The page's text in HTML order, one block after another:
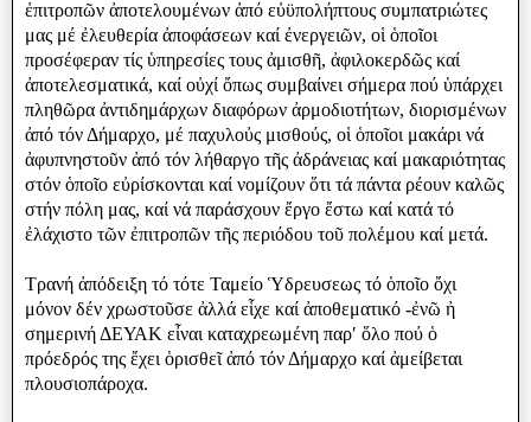
ἐπιτροπῶν ἀποτελουμένων ἀπό εὐϋπολήπτους συμπατριώτες
μας μέ ἐλευθερία ἀποφάσεων καί ἐνεργειῶν, οἱ ὁποῖοι
προσέφεραν τίς ὑπηρεσίες τους ἀμισθῆ, ἀφιλοκερδῶς καί
ἀποτελεσματικά, καί οὐχί ὄπως συμβαίνει σήμερα πού ὑπάρχει
πληθῶρα ἀντιδημάρχων διαφόρων ἀρμοδιοτήτων, διορισμένων
ἀπό τόν Δήμαρχο, μέ παχυλοὐς μισθούς, οἱ ὁποῖοι μακάρι νά
ἀφυπνηστοῦν ἀπό τόν λήθαργο τῆς ἀδράνειας καί μακαριότητας
στόν ὁποῖο εὐρίσκονται καί νομίζουν ὅτι τά πάντα ρέουν καλῶς
στήν πόλη μας, καί νά παράσχουν ἔργο ἔστω καί κατά τό
ἐλάχιστο τῶν ἐπιτροπῶν τῆς περιόδου τοῦ πολέμου καί μετά.
Τρανή ἀπόδειξη τό τότε Ταμείο Ὑδρευσεως τό ὁποῖο ὄχι
μόνον δέν χρωστοῦσε ἀλλά εἷχε καί ἀποθεματικό -ἐνῶ ἠ
σημερινή ΔΕΥΑΚ εἶναι καταχρεωμένη παρʹ ὅλο πού ὁ
πρόεδρός της ἔχει ὁρισθεῖ ἀπό τόν Δήμαρχο καί ἀμείβεται
πλουσιοπάροχα.